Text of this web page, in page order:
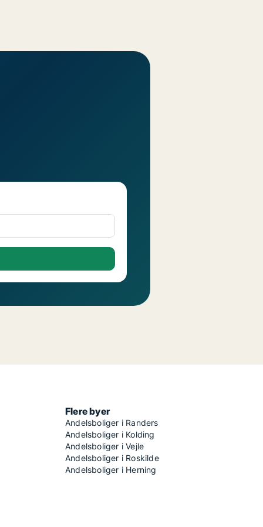
Flere byer
Andelsboliger i Randers
Andelsboliger i Kolding
Andelsboliger i Vejle
Andelsboliger i Roskilde
Andelsboliger i Herning